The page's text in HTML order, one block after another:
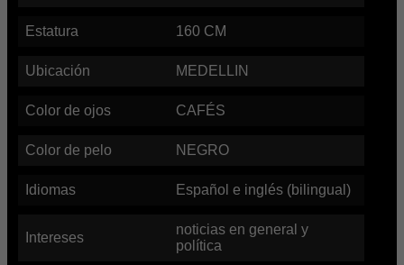
Estatura 160 CM
Ubicación MEDELLIN
Color de ojos CAFÉS
Color de pelo NEGRO
Idiomas Español e inglés (bilingual)
Intereses
noticias en general y
política